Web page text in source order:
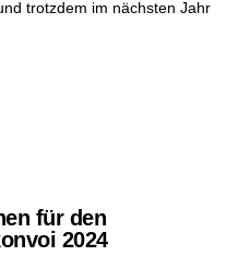
trotzdem im nächsten Jahr
für den
2024